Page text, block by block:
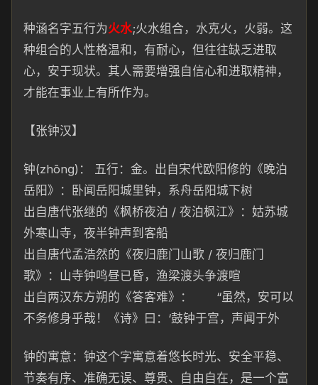
种涵名字五行为火水;火水组合， 水克火，火弱。这
种组合的人性格温和，有耐心，但往往缺乏进取
心，安于现状。其人需要增强自信心和进取精神，
才能在事业上有所作为。
【张钟汉】
钟(zhōnɡ)： 五行：金。出自宋代欧阳修的《晚泊
岳阳》：卧闻岳 阳城里钟，系舟岳阳城下树
出 自唐代张继的《枫桥夜泊 / 夜泊枫江》：姑苏城
外寒山寺， 夜半钟声到客船
出自唐代孟浩然的《夜归鹿门山歌 / 夜归鹿门
歌》：山寺钟鸣昼已昏，渔梁渡头争渡喧
出自两汉东方朔的《答客难》：
“虽然，安可以
不务修身乎哉！《诗》曰： ‘鼓钟于宫，声闻于外
钟的寓意：钟这个字寓意着悠长时光、安全平稳、
节奏有序、准确无误、尊贵、自由自在，是一个富